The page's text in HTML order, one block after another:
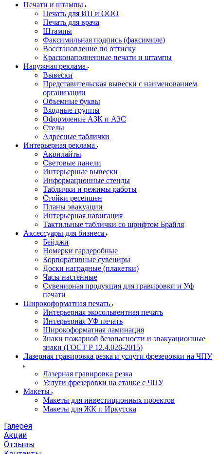
Печати и штампы
Печать для ИП и ООО
Печать для врача
Штампы
Факсимильная подпись (факсимиле)
Восстановление по оттиску
Красконаполненные печати и штампы
Наружная реклама
Вывески
Представительская вывески с наименованием
организации
Объемные буквы
Входные группы
Оформление АЗК и АЗС
Стелы
Адресные таблички
Интерьерная реклама
Акрилайты
Световые панели
Интерьерные вывески
Информационные стенды
Таблички и режимы работы
Стойки ресепшен
Планы эвакуации
Интерьерная навигация
Тактильные таблички со шрифтом Брайля
Аксессуары для бизнеса
Бейджи
Номерки гардеробные
Корпоративные сувениры
Доски наградные (плакетки)
Часы настенные
Сувенирная продукция для гравировки и Уф
печати
Широкоформатная печать
Интерьерная экосольвентная печать
Интерьерная УФ печать
Широкоформатная ламинация
Знаки пожарной безопасности и эвакуационные
знаки (ГОСТ Р 12.4.026-2015)
Лазерная гравировка резка и услуги фрезеровки на ЧПУ
Лазерная гравировка резка
Услуги фрезеровки на станке с ЧПУ
Макеты
Макеты для инвестиционных проектов
Макеты для ЖК г. Иркутска
Галерея
Акции
Отзывы